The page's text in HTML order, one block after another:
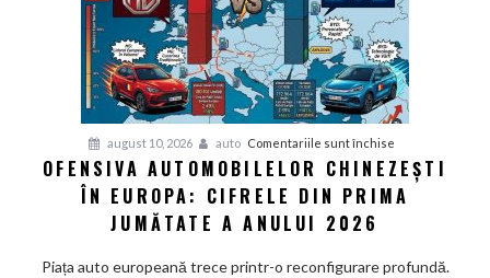
august 10, 2026 auto Comentariile sunt închise
Ofensiva
Automobilelor
Europa:
OFENSIVA AUTOMOBILELOR CHINEZEȘTI
ÎN EUROPA: CIFRELE DIN PRIMA
JUMĂTATE A ANULUI 2026
Piața auto europeană trece printr-o reconfigurare profundă.